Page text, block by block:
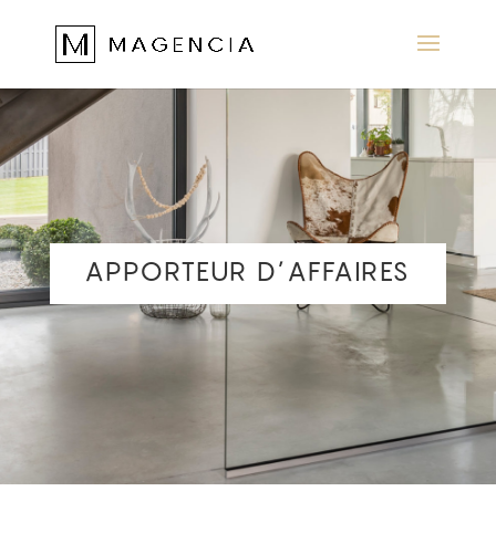
APPORTEUR D’AFFAIRES